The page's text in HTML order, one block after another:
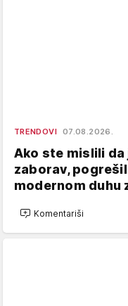
TRENDOVI 07.08.2026.
Ako ste mislili da
zaborav,
modernom duhu
Komentariši